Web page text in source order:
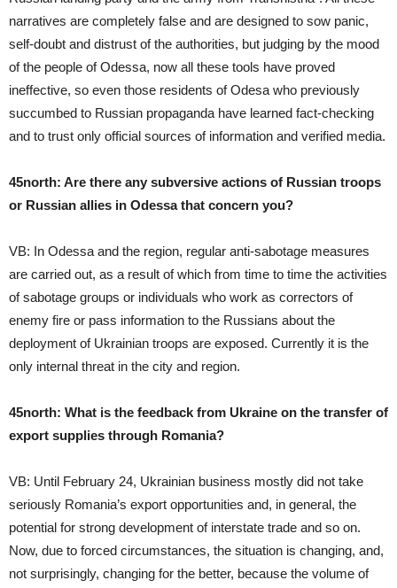
narratives are completely false and are designed to sow panic,
self-doubt and distrust of the authorities, but judging by the mood
of the people of Odessa, now all these tools have proved
ineffective, so even those residents of Odesa who previously
succumbed to Russian propaganda have learned fact-checking
and to trust only official sources of information and verified media.
45north: Are there any subversive actions of Russian troops
or Russian allies in Odessa that concern you?
VB: In Odessa and the region, regular anti-sabotage measures
are carried out, as a result of which from time to time the activities
of sabotage groups or individuals who work as correctors of
enemy fire or pass information to the Russians about the
deployment of Ukrainian troops are exposed. Currently it is the
only internal threat in the city and region.
45north: What is the feedback from Ukraine on the transfer of
export supplies through Romania?
VB: Until February 24, Ukrainian business mostly did not take
seriously Romania’s export opportunities and, in general, the
potential for strong development of interstate trade and so on.
Now, due to forced circumstances, the situation is changing, and,
not surprisingly, changing for the better, because the volume of